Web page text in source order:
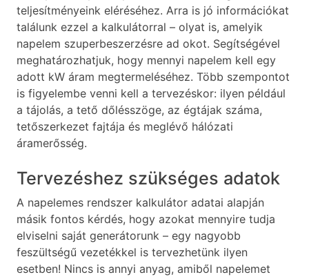
teljesítményeink eléréséhez. Arra is jó információkat
találunk ezzel a kalkulátorral – olyat is, amelyik
napelem szuperbeszerzésre ad okot. Segítségével
meghatározhatjuk, hogy mennyi napelem kell egy
adott kW áram megtermeléséhez. Több szempontot
is figyelembe venni kell a tervezéskor: ilyen például
a tájolás, a tető dőlésszöge, az égtájak száma,
tetőszerkezet fajtája és meglévő hálózati
áramerősség.
Tervezéshez szükséges adatok
A napelemes rendszer kalkulátor adatai alapján
másik fontos kérdés, hogy azokat mennyire tudja
elviselni saját generátorunk – egy nagyobb
feszültségű vezetékkel is tervezhetünk ilyen
esetben! Nincs is annyi anyag, amiből napelemet